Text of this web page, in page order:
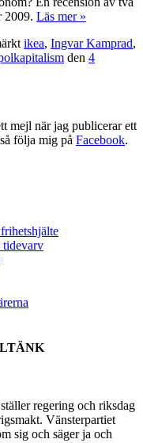
2009. Läs mer »
ikea, Ingvar Kamprad,
den 4
mejl när jag publicerar ett
följa mig på Facebook.
tidevarv
regering och riksdag
Vänsterpartiet
sig och säger ja och